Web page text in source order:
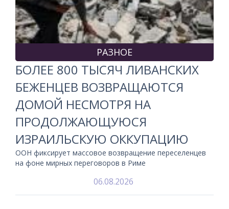
РАЗНОЕ
БОЛЕЕ 800 ТЫСЯЧ ЛИВАНСКИХ
БЕЖЕНЦЕВ ВОЗВРАЩАЮТСЯ
ДОМОЙ НЕСМОТРЯ НА
ПРОДОЛЖАЮЩУЮСЯ
ИЗРАИЛЬСКУЮ ОККУПАЦИЮ
ООН фиксирует массовое возвращение переселенцев
на фоне мирных переговоров в Риме
06.08.2026